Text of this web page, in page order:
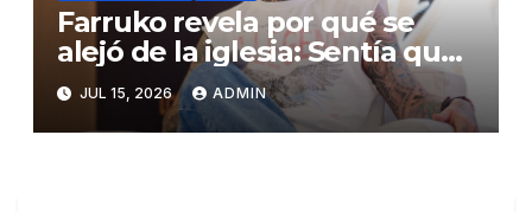
Farruko revela por qué se
alejó de la iglesia: Sentía que
me veían como dinero
JUL 15, 2026 ADMIN